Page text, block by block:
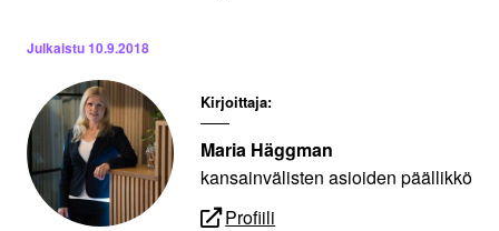
Julkaistu10.9.2018
Kirjoittaja:
Maria Häggman
kansainvälisten asioiden päällikkö
Profiili